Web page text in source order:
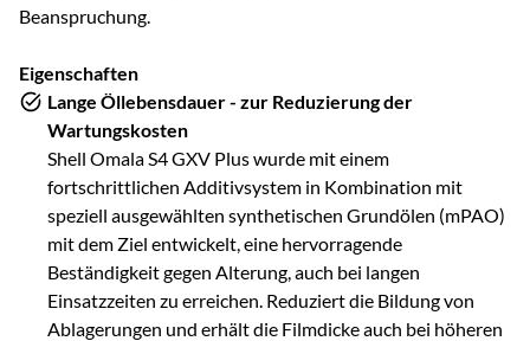
Beanspruchung.
Eigenschaften
Lange Öllebensdauer - zur Reduzierung der
Wartungskosten
Shell Omala S4 GXV Plus wurde mit einem
fortschrittlichen Additivsystem in Kombination mit
speziell ausgewählten synthetischen Grundölen (mPAO)
mit dem Ziel entwickelt, eine hervorragende
Beständigkeit gegen Alterung, auch bei langen
Einsatzzeiten zu erreichen. Reduziert die Bildung von
Ablagerungen und erhält die Filmdicke auch bei höheren